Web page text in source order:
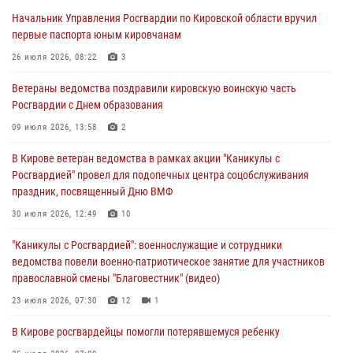
инструмента
07 августа 2026, 08:39
хулиганстве
06 августа 2026, 07:00
почетные знаки и грамоты росгвардейцам (видео)
05 августа 2026, 11:00
В Кирове росгвардейцы задержали подозреваемую в сбыте
04 августа 2026, 09:30
Начальник Управления Росгвардии по Кировской области вручил
первые паспорта юным кировчанам
26 июля 2026, 08:22 3
Ветераны ведомства поздравили кировскую воинскую часть
Росгвардии с Днем образования
09 июля 2026, 13:58 2
В Кирове ветеран ведомства в рамках акции "Каникулы с
Росгвардией" провел для подопечных центра соцобслуживания
праздник, посвященный Дню ВМФ
30 июля 2026, 12:49 10
"Каникулы с Росгвардией": военнослужащие и сотрудники
ведомства повели военно-патриотическое занятие для участников
православной смены "Благовестник" (видео)
23 июля 2026, 07:30 12 1
В Кирове росгвардейцы помогли потерявшемуся ребенку